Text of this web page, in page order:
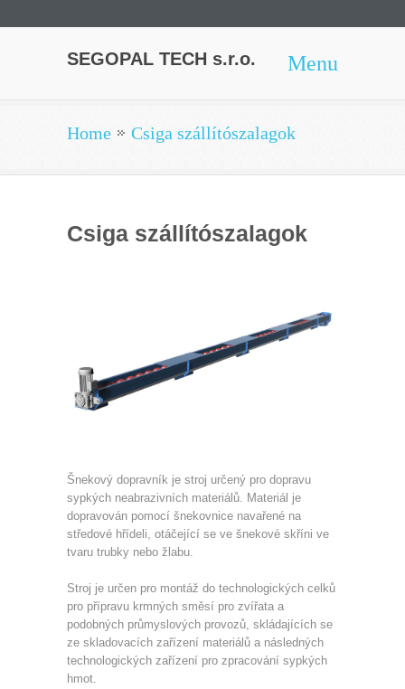
SEGOPAL TECH s.r.o. Menu
Home Csiga szállítószalagok
Csiga szállítószalagok
Šnekový dopravník je stroj určený pro dopravu
sypkých neabrazivních materiálů. Materiál je
dopravován pomocí šnekovnice navařené na
středové hřídeli, otáčející se ve šnekové skříni ve
tvaru trubky nebo žlabu.
Stroj je určen pro montáž do technologických celků
pro přípravu krmných směsí pro zvířata a
podobných průmyslových provozů, skládajících se
ze skladovacích zařízení materiálů a následných
technologických zařízení pro zpracování sypkých
hmot.